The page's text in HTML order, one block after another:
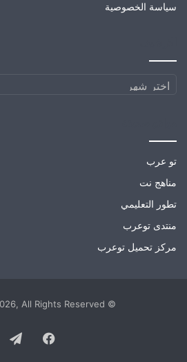
سياسة الخصوصية
الارشيف
تو عرب
مناهج نت
تطور التعليمي
منتدى توعرب
مركز تحميل توعرب
© Copyright 2026, All Rights Reserved